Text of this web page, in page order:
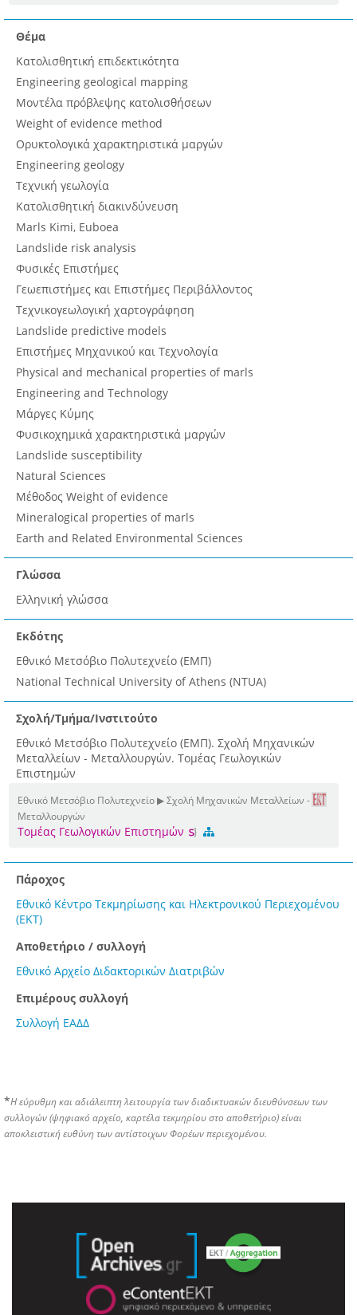
Θέμα
Κατολισθητική επιδεκτικότητα
Engineering geological mapping
Μοντέλα πρόβλεψης κατολισθήσεων
Weight of evidence method
Ορυκτολογικά χαρακτηριστικά μαργών
Engineering geology
Τεχνική γεωλογία
Κατολισθητική διακινδύνευση
Marls Kimi, Euboea
Landslide risk analysis
Φυσικές Επιστήμες
Γεωεπιστήμες και Επιστήμες Περιβάλλοντος
Τεχνικογεωλογική χαρτογράφηση
Landslide predictive models
Επιστήμες Μηχανικού και Τεχνολογία
Physical and mechanical properties of marls
Engineering and Technology
Μάργες Κύμης
Φυσικοχημικά χαρακτηριστικά μαργών
Landslide susceptibility
Natural Sciences
Μέθοδος Weight of evidence
Mineralogical properties of marls
Earth and Related Environmental Sciences
Γλώσσα
Ελληνική γλώσσα
Εκδότης
Εθνικό Μετσόβιο Πολυτεχνείο (ΕΜΠ)
National Technical University of Athens (NTUA)
Σχολή/Τμήμα/Ινστιτούτο
Εθνικό Μετσόβιο Πολυτεχνείο (ΕΜΠ). Σχολή Μηχανικών
Μεταλλείων - Μεταλλουργών. Τομέας Γεωλογικών
Επιστημών
Εθνικό Μετσόβιο Πολυτεχνείο ▶ Σχολή Μηχανικών Μεταλλείων -
Μεταλλουργών
Τομέας Γεωλογικών Επιστημών
Πάροχος
Εθνικό Κέντρο Τεκμηρίωσης και Ηλεκτρονικού Περιεχομένου
(ΕΚΤ)
Αποθετήριο / συλλογή
Εθνικό Αρχείο Διδακτορικών Διατριβών
Επιμέρους συλλογή
Συλλογή ΕΑΔΔ
*Η εύρυθμη και αδιάλειπτη λειτουργία των διαδικτυακών διευθύνσεων των
συλλογών (ψηφιακό αρχείο, καρτέλα τεκμηρίου στο αποθετήριο) είναι
αποκλειστική ευθύνη των αντίστοιχων Φορέων περιεχομένου.